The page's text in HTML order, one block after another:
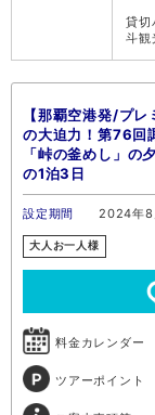
貸切
斗観
【那覇空港発/プ
の大迫力！第76回
「峠の釜めし」
の1泊3日
設定期間 2024年8
大人お一人様
料金カレンダー
ツアーポイント